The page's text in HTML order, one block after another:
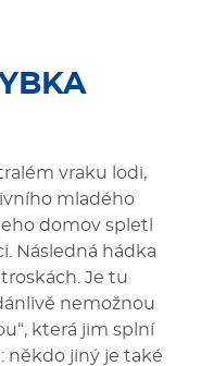
vraku lodi,
mladého
domov spletl
Následná hádka
Je tu
nemožnou
která jim splní
někdo jiný je také